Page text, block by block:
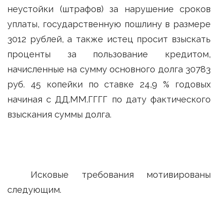
неустойки (штрафов) за нарушение сроков
уплаты, государственную пошлину в размере
3012 рублей, а также истец просит взыскать
проценты за пользование кредитом,
начисленные на сумму основного долга 30783
руб. 45 копейки по ставке 24,9 % годовых
начиная с ДД.ММ.ГГГГ по дату фактического
взыскания суммы долга.
Исковые требования мотивированы
следующим.